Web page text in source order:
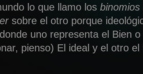
lo que llamo los
sobre el otro porque
uno representa el Bien
pienso) El ideal y el otro